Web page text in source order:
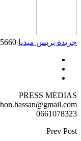
جريدة بريس ميديا posts
PRESS MEDIAS
0661078323
Prev Post